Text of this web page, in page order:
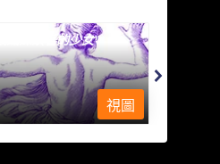
鐵鍊鎖著的少女
視圖